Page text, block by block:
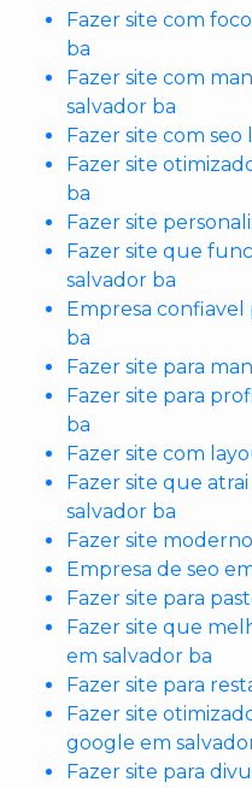
Fazer site com
ba
Fazer site com
salvador ba
Fazer site com
Fazer site
ba
Fazer site
Fazer site que
salvador ba
Empresa confiavel
ba
Fazer site para
Fazer site para
ba
Fazer site com
Fazer site que
salvador ba
Fazer site
Empresa de seo
Fazer site para
Fazer site que
em salvador ba
Fazer site para
Fazer site
google em
Fazer site para